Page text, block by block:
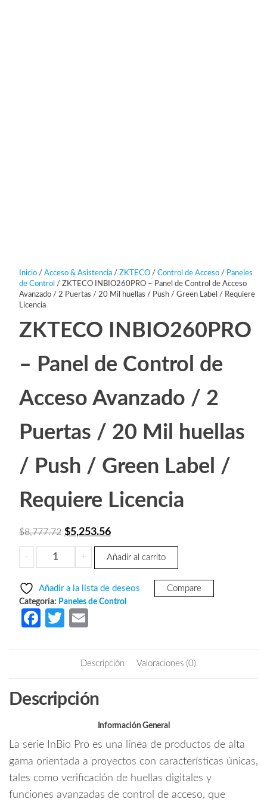
Inicio/ Acceso & Asistencia/ ZKTECO/ Control de Acceso/ Paneles
de Control / ZKTECO INBIO260PRO – Panel de Control de Acceso
Avanzado / 2 Puertas / 20 Mil huellas / Push / Green Label / Requiere
Licencia
ZKTECO INBIO260PRO
– Panel de Control de
Acceso Avanzado / 2
Puertas / 20 Mil huellas
/ Push / Green Label /
Requiere Licencia
$8,777.72 El
precio
original
$8,777.72.
$5,253.56El
precio
$5,253.56.
-
ZKTECO
INBIO260PRO
Panel
de
Control
2
Puertas
20
huellas
/
Push
+ Añadir al carrito
Añadir a la lista de deseos Compare
Categoría: Paneles de Control
Fa
o
T
itt
ail
Descripción Valoraciones (0)
Descripción
Información General
La serie InBio Pro es una línea de productos de alta
gama orientada a proyectos con características únicas,
tales como verificación de huellas digitales y
funciones avanzadas de control de acceso, que